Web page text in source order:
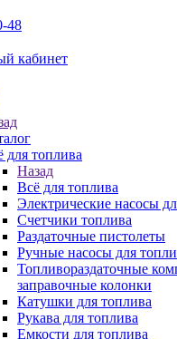
48
кабинет
для топлива
Назад
Всё для топлива
Электрические насосы
Счетчики топлива
Раздаточные пистолеты
Ручные насосы для
Топливораздаточные
заправочные колонки
Катушки для топлива
Рукава для топлива
Емкости для топлива